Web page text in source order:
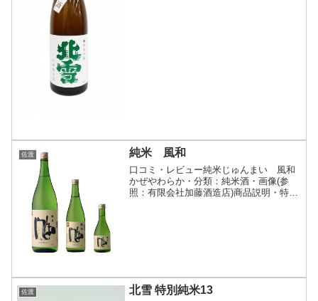
佐渡 純米 風和
口コミ・レビュー純米じゅんまい 風和
かぜやわらか・分類：純米酒・画像(参
照：有限会社加藤酒造店)商品説明・特徴
佐渡 北雪 特別純米13